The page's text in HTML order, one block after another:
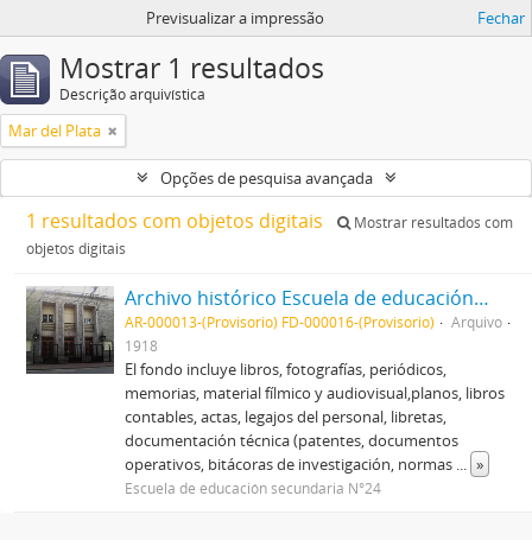
Previsualizar a impressão Fechar
Mostrar 1 resultados
Descrição arquivística
Mar del Plata
Opções de pesquisa avançada
1 resultados com objetos digitais
Mostrar resultados com
objetos digitais
Archivo histórico Escuela de educación secundaria N°24 "Ex Nacional de comercio N°1"
AR-000013-(Provisorio) FD-000016-(Provisorio)
Arquivo
1918
El fondo incluye libros, fotografías, periódicos,
memorias, material fílmico y audiovisual,planos, libros
contables, actas, legajos del personal, libretas,
documentación técnica (patentes, documentos
operativos, bitácoras de investigación, normas ... »
Escuela de educación secundaria N°24